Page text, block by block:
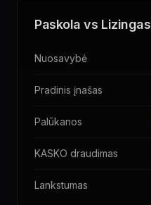
Paskola vs Lizingas
Nuosavybė
Pradinis įnašas
Palūkanos
KASKO draudimas
Lankstumas